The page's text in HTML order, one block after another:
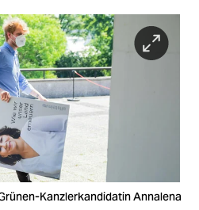
Kanzlerkandidatin Annalena